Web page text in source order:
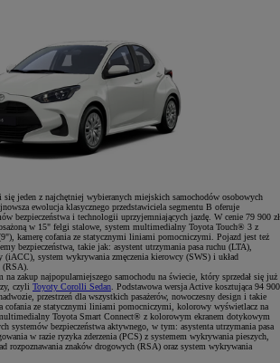
jeden z najchętniej wybieranych miejskich samochodów osobowych
ewolucja klasycznego przedstawiciela segmentu B oferuje
bezpieczeństwa i technologii uprzyjemniających jazdę. W cenie 79 900 zł
w 15" felgi stalowe, system multimedialny Toyota Touch® 3 z
kamerę cofania ze statycznymi liniami pomocniczymi. Pojazd jest też
bezpieczeństwa, takie jak: asystent utrzymania pasa ruchu (LTA),
(iACC), system wykrywania zmęczenia kierowcy (SWS) i układ
(RSA).
na zakup najpopularniejszego samochodu na świecie, który sprzedał się już
czyli Toyoty Corolli Sedan. Podstawowa wersja Active kosztująca 94 900
przestrzeń dla wszystkich pasażerów, nowoczesny design i takie
cofania ze statycznymi liniami pomocniczymi, kolorowy wyświetlacz na
Toyota Smart Connect® z kolorowym ekranem dotykowym
systemów bezpieczeństwa aktywnego, w tym: asystenta utrzymania pasa
w razie ryzyka zderzenia (PCS) z systemem wykrywania pieszych,
rozpoznawania znaków drogowych (RSA) oraz system wykrywania